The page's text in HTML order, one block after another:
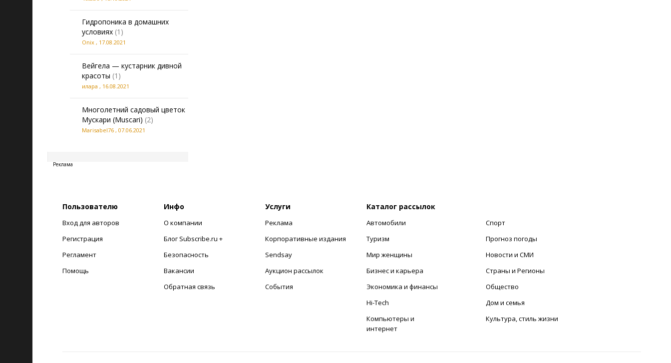
Гидропоника в домашних
условиях (1)
Onix , 17.08.2021
Вейгела — кустарник дивной
красоты (1)
илара , 16.08.2021
Многолетний садовый цветок
Мускари (Muscari) (2)
Marisabel76 , 07.06.2021
Реклама
Пользователю
Вход для авторов
Регистрация
Регламент
Помощь
Инфо
О компании
Блог Subscribe.ru +
Безопасность
Вакансии
Обратная связь
Услуги
Реклама
Корпоративные издания
Sendsay
Аукцион рассылок
События
Каталог рассылок
Автомобили
Туризм
Мир женщины
Бизнес и карьера
Экономика и финансы
Hi-Tech
Компьютеры и
интернет
Спорт
Прогноз погоды
Новости и СМИ
Страны и Регионы
Общество
Дом и семья
Культура, стиль жизни